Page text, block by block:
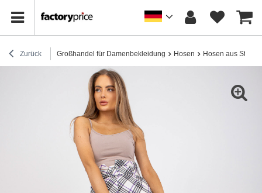
Zurück Großhandel für Damenbekleidung Hosen Hosen aus Stoff